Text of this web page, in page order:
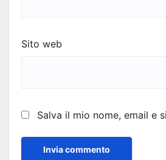
Sito web
Salva il mio nome, email e